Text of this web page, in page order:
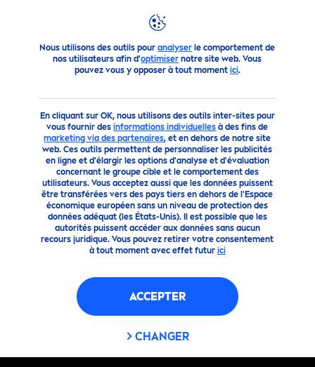
Nous utilisons des outils pouranalyser le comportement de
nos utilisateurs afin d'optimiser notre site web. Vous
pouvez vous y opposer à tout moment ici.
En cliquant sur OK, nous utilisons des outils inter-sites pour
vous fournir desinformations individuelles à des fins de
marketing via des partenaires, et en dehors de notre site
web. Ces outils permettent de personnaliser les publicités
en ligne et d'élargir les options d'analyse et d'évaluation
concernant le groupe cible et le comportement des
utilisateurs. Vous acceptez aussi que les données puissent
être transférées vers des pays tiers en dehors de l'Espace
économique européen sans un niveau de protection des
données adéquat (les États-Unis). Il est possible que les
autorités puissent accéder aux données sans aucun
recours juridique. Vous pouvez retirer votre consentement
à tout moment avec effet futur ici
ACCEPTER
CHANGER
FILTRES SELECTIONNÉS